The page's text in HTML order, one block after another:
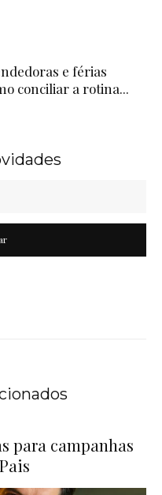
e férias
conciliar a rotina...
para campanhas